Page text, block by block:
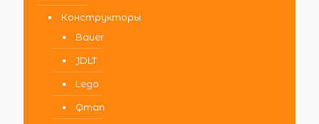
Конструкторы
Bauer
JDLT
Lego
Qman